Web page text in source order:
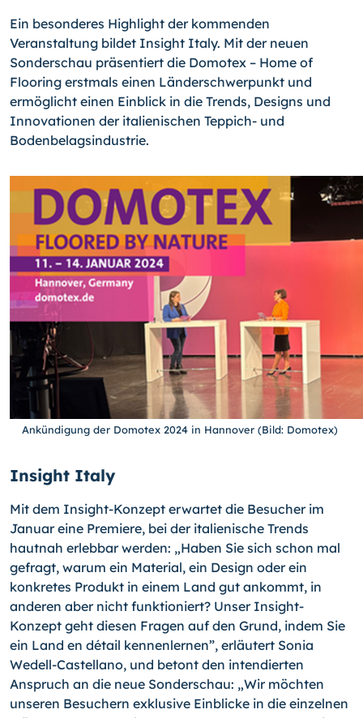
Ein besonderes Highlight der kommenden
Veranstaltung bildet Insight Italy. Mit der neuen
Sonderschau präsentiert die Domotex – Home of
Flooring erstmals einen Länderschwerpunkt und
ermöglicht einen Einblick in die Trends, Designs und
Innovationen der italienischen Teppich- und
Bodenbelagsindustrie.
Ankündigung der Domotex 2024 in Hannover (Bild: Domotex)
Insight Italy
Mit dem Insight-Konzept erwartet die Besucher im
Januar eine Premiere, bei der italienische Trends
hautnah erlebbar werden: „Haben Sie sich schon mal
gefragt, warum ein Material, ein Design oder ein
konkretes Produkt in einem Land gut ankommt, in
anderen aber nicht funktioniert? Unser Insight-
Konzept geht diesen Fragen auf den Grund, indem Sie
ein Land en détail kennenlernen”, erläutert Sonia
Wedell-Castellano, und betont den intendierten
Anspruch an die neue Sonderschau: „Wir möchten
unseren Besuchern exklusive Einblicke in die einzelnen